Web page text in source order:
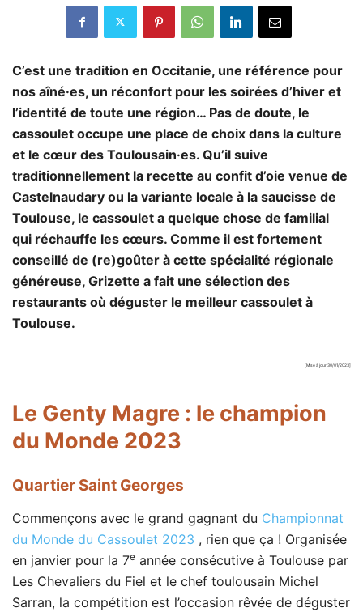
C’est une tradition en Occitanie, une référence pour
nos aîné·es, un réconfort pour les soirées d’hiver et
l’identité de toute une région… Pas de doute, le
cassoulet occupe une place de choix dans la culture
et le cœur des Toulousain·es. Qu’il suive
traditionnellement la recette au confit d’oie venue de
Castelnaudary ou la variante locale à la saucisse de
Toulouse, le cassoulet a quelque chose de familial
qui réchauffe les cœurs. Comme il est fortement
conseillé de (re)goûter à cette spécialité régionale
généreuse, Grizette a fait une sélection des
restaurants où déguster le meilleur cassoulet à
Toulouse.
[Mise à jour 30/01/2023]
Le Genty Magre : le champion
du Monde 2023
Quartier Saint Georges
Commençons avec le grand gagnant du Championnat
du Monde du Cassoulet 2023 , rien que ça ! Organisée
en janvier pour la 7e année consécutive à Toulouse par
Les Chevaliers du Fiel et le chef toulousain Michel
Sarran, la compétition est l’occasion rêvée de déguster